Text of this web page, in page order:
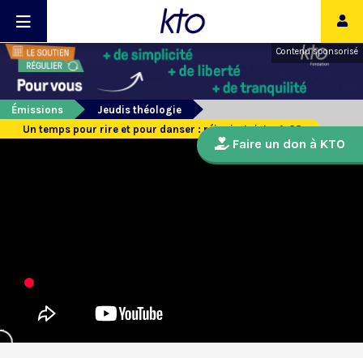
Contenu sponsorisé
Émissions
Jeudis théologie
Un temps pour rire et pour danser : réjouis-toi, Lc, 1, 28
Faire un don à KTO